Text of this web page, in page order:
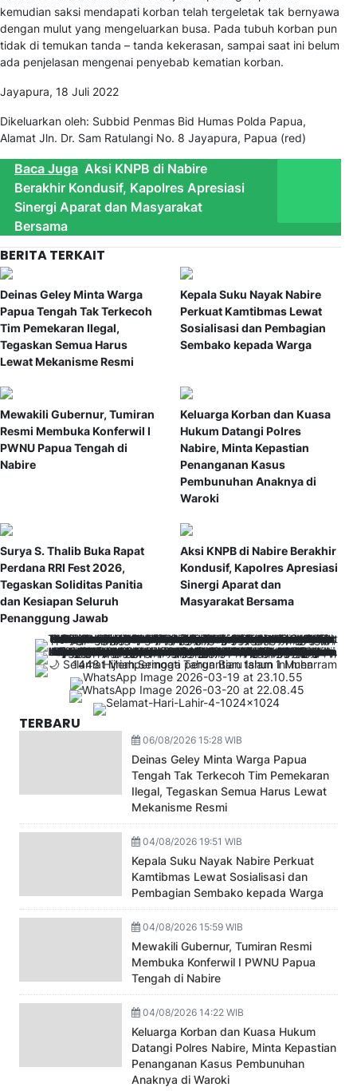
kemudian saksi mendapati korban telah tergeletak tak bernyawa
dengan mulut yang mengeluarkan busa. Pada tubuh korban pun
tidak di temukan tanda – tanda kekerasan, sampai saat ini belum
ada penjelasan mengenai penyebab kematian korban.
Jayapura, 18 Juli 2022
Dikeluarkan oleh: Subbid Penmas Bid Humas Polda Papua,
Alamat Jln. Dr. Sam Ratulangi No. 8 Jayapura, Papua (red)
Baca Juga Aksi KNPB di Nabire
Berakhir Kondusif, Kapolres Apresiasi
Sinergi Aparat dan Masyarakat
Bersama
BERITA TERKAIT
Deinas Geley Minta Warga
Papua Tengah Tak Terkecoh
Tim Pemekaran Ilegal,
Tegaskan Semua Harus
Lewat Mekanisme Resmi
Kepala Suku Nayak Nabire
Perkuat Kamtibmas Lewat
Sosialisasi dan Pembagian
Sembako kepada Warga
Mewakili Gubernur, Tumiran
Resmi Membuka Konferwil I
PWNU Papua Tengah di
Nabire
Keluarga Korban dan Kuasa
Hukum Datangi Polres
Nabire, Minta Kepastian
Penanganan Kasus
Pembunuhan Anaknya di
Waroki
Surya S. Thalib Buka Rapat
Perdana RRI Fest 2026,
Tegaskan Soliditas Panitia
dan Kesiapan Seluruh
Penanggung Jawab
Aksi KNPB di Nabire Berakhir
Kondusif, Kapolres Apresiasi
Sinergi Aparat dan
Masyarakat Bersama
TERBARU
06/08/2026 15:28 WIB
Deinas Geley Minta Warga Papua
Tengah Tak Terkecoh Tim Pemekaran
Ilegal, Tegaskan Semua Harus Lewat
Mekanisme Resmi
04/08/2026 19:51 WIB
Kepala Suku Nayak Nabire Perkuat
Kamtibmas Lewat Sosialisasi dan
Pembagian Sembako kepada Warga
04/08/2026 15:59 WIB
Mewakili Gubernur, Tumiran Resmi
Membuka Konferwil I PWNU Papua
Tengah di Nabire
04/08/2026 14:22 WIB
Keluarga Korban dan Kuasa Hukum
Datangi Polres Nabire, Minta Kepastian
Penanganan Kasus Pembunuhan
Anaknya di Waroki